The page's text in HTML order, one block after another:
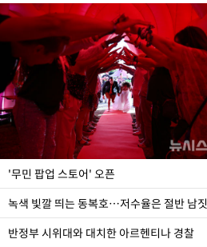
'무민 팝업 스토어' 오픈
녹색 빛깔 띄는 동복호…저수율은 절반 남짓
반정부 시위대와 대치한 아르헨티나 경찰